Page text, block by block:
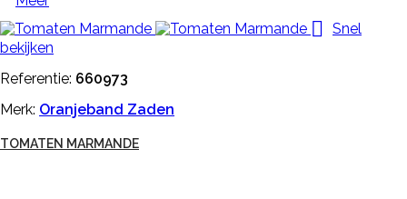

Snel
bekijken
Referentie: 660973
Merk: Oranjeband Zaden
TOMATEN MARMANDE